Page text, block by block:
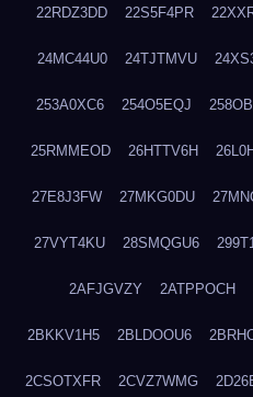
22RDZ3DD 22S5F4PR
24MC44U0 24TJTMVU
253A0XC6 254O5EQJ
25RMMEOD 26HTTV6H
27E8J3FW 27MKG0DU
27VYT4KU 28SMQGU6
2AFJGVZY 2ATPPOCH
2BKKV1H5 2BLDOOU6
2CSOTXFR 2CVZ7WMG